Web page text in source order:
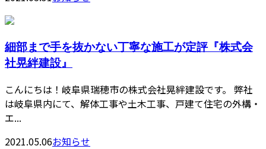
細部まで手を抜かない丁寧な施工が定評『株式会
社晃絆建設』
こんにちは！岐阜県瑞穂市の株式会社晃絆建設です。 弊社
は岐阜県内にて、解体工事や土木工事、戸建て住宅の外構・
エ...
2021.05.06お知らせ